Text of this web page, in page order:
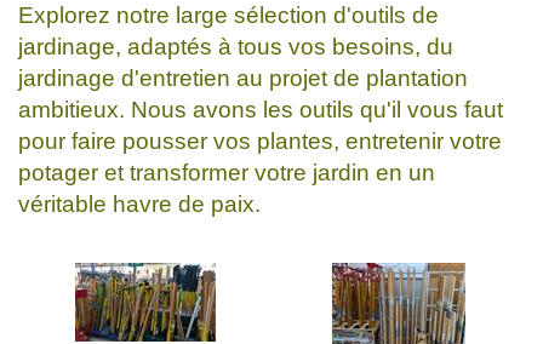
Explorez notre large sélection d'outils de
jardinage, adaptés à tous vos besoins, du
jardinage d'entretien au projet de plantation
ambitieux. Nous avons les outils qu'il vous faut
pour faire pousser vos plantes, entretenir votre
potager et transformer votre jardin en un
véritable havre de paix.